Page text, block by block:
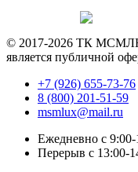
© 2017-2026 ТК
является публичной
+7 (926) 655-73-76
8 (800) 201-51-59
msmlux@mail.ru
Ежедневно с 9:00-
Перерыв с 13:00-